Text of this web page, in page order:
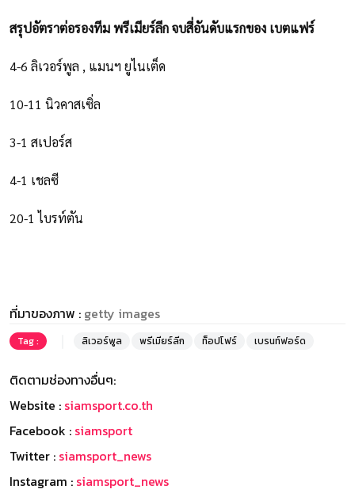
สรุปอัตราต่อรองทีม พรีเมียร์ลีก จบสี่อันดับแรกของ เบตแฟร์
4-6 ลิเวอร์พูล , แมนฯ ยูไนเต็ด
10-11 นิวคาสเซิ่ล
3-1 สเปอร์ส
4-1 เชลซี
20-1 ไบรท์ตัน
ที่มาของภาพ : getty images
Tag : ลิเวอร์พูล พรีเมียร์ลีก ท็อปโฟร์ เบรนท์ฟอร์ด
ติดตามช่องทางอื่นๆ:
Website : siamsport.co.th
Facebook : siamsport
Twitter : siamsport_news
Instagram : siamsport_news